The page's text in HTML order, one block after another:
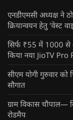
एनडीएमसी अध्यक्ष ने
क्रियान्वयन हेतु ‘वेस्ट
सिर्फ ₹55 में 1000 से
किया नया JioTV Pro
सीएम योगी गुरुवार को
सौगात
ग्राम विकास चौपाल—
रोडमैप